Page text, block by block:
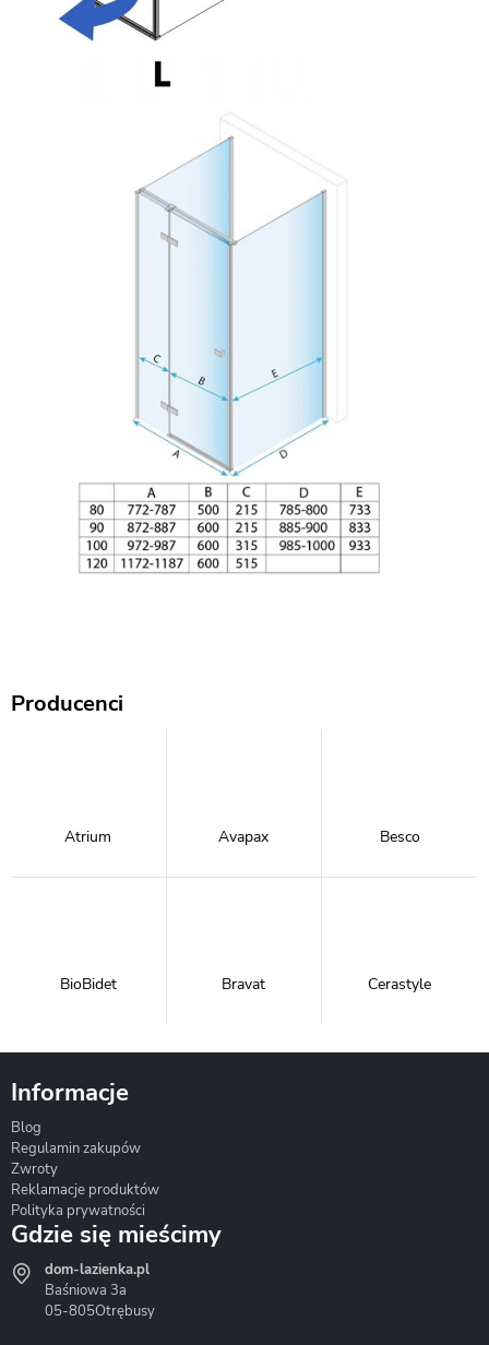
Producenci
Atrium Avapax Besco
BioBidet Bravat Cerastyle
Hydrostop
Informacje
Blog
Regulamin zakupów
Zwroty
Reklamacje produktów
Polityka prywatności
Gdzie się mieścimy
dom-lazienka.pl
Baśniowa 3a
05-805Otrębusy